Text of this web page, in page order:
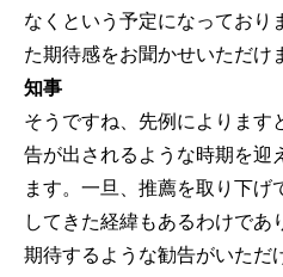
なくという予定になっており
た期待感をお聞かせいただけ
知事
そうですね、先例によります
告が出されるような時期を迎
ます。一旦、推薦を取り下げ
してきた経緯もあるわけであ
期待するような勧告がいただ